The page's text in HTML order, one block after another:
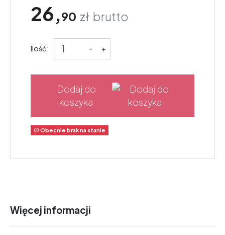
26,90 zł brutto
Ilość: - +
Dodaj do
koszyka
 Obecnie brak na stanie
Więcej informacji